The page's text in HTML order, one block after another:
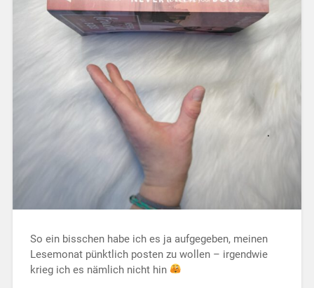
So ein bisschen habe ich es ja aufgegeben, meinen
Lesemonat pünktlich posten zu wollen – irgendwie
krieg ich es nämlich nicht hin